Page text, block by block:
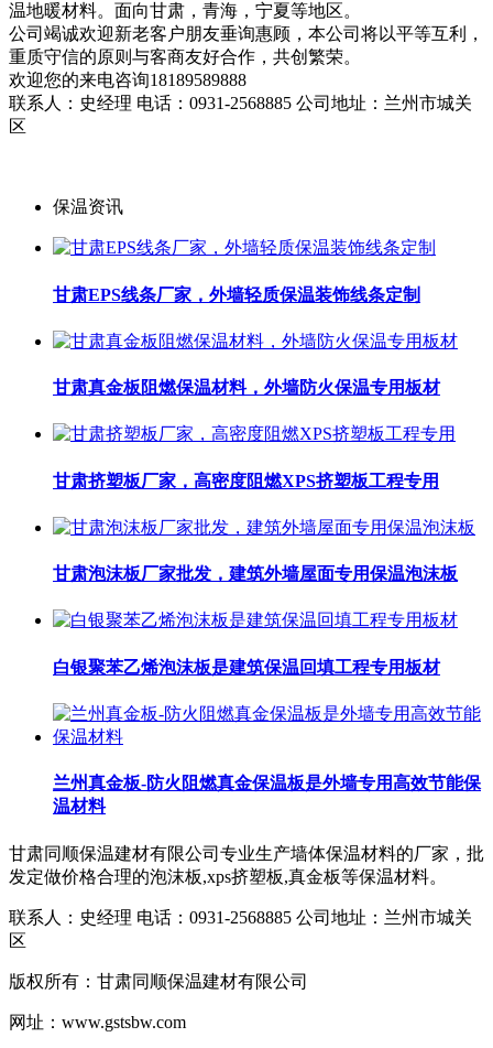
温地暖材料。面向甘肃，青海，宁夏等地区。
公司竭诚欢迎新老客户朋友垂询惠顾，本公司将以平等互利，
重质守信的原则与客商友好合作，共创繁荣。
欢迎您的来电咨询18189589888
联系人：史经理 电话：0931-2568885 公司地址：兰州市城关
区
保温资讯
甘肃EPS线条厂家，外墙轻质保温装饰线条定制
甘肃真金板阻燃保温材料，外墙防火保温专用板材
甘肃挤塑板厂家，高密度阻燃XPS挤塑板工程专用
甘肃泡沫板厂家批发，建筑外墙屋面专用保温泡沫板
白银聚苯乙烯泡沫板是建筑保温回填工程专用板材
兰州真金板-防火阻燃真金保温板是外墙专用高效节能保
温材料​
甘肃同顺保温建材有限公司专业生产墙体保温材料的厂家，批
发定做价格合理的泡沫板,xps挤塑板,真金板等保温材料。
联系人：史经理 电话：0931-2568885 公司地址：兰州市城关
区
版权所有：甘肃同顺保温建材有限公司
网址：www.gstsbw.com